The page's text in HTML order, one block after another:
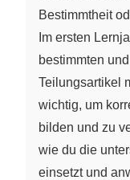
Bestimmtheit
Im ersten
bestimmten
Teilungsartikel
wichtig, um
bilden und zu
wie du die
einsetzt und